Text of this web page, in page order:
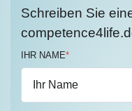
Schreiben Sie
IHR NAME*